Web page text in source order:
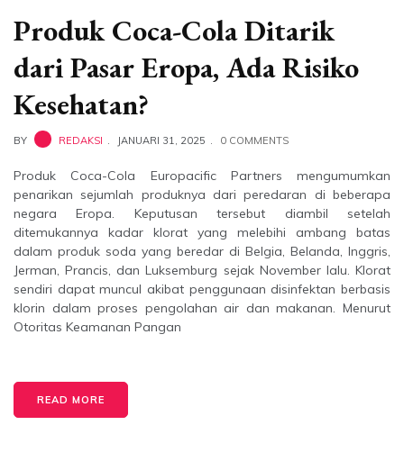
Produk Coca-Cola Ditarik
dari Pasar Eropa, Ada Risiko
Kesehatan?
BY REDAKSI JANUARI 31, 2025 0 COMMENTS
Produk Coca-Cola Europacific Partners mengumumkan
penarikan sejumlah produknya dari peredaran di beberapa
negara Eropa. Keputusan tersebut diambil setelah
ditemukannya kadar klorat yang melebihi ambang batas
dalam produk soda yang beredar di Belgia, Belanda, Inggris,
Jerman, Prancis, dan Luksemburg sejak November lalu. Klorat
sendiri dapat muncul akibat penggunaan disinfektan berbasis
klorin dalam proses pengolahan air dan makanan. Menurut
Otoritas Keamanan Pangan
READ MORE